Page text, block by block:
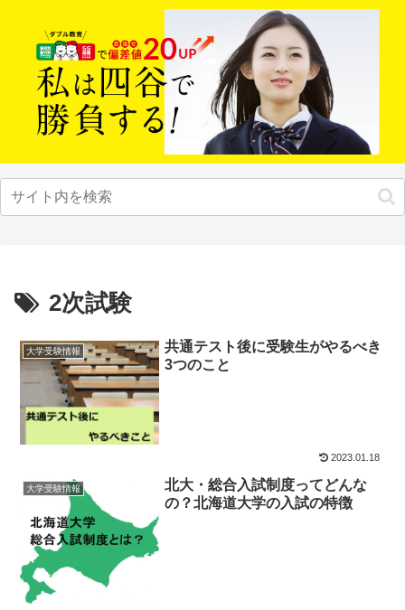
2次試験
大学受験情報
共通テスト後に受験生がやるべき
3つのこと
2023.01.18
大学受験情報
北大・総合入試制度ってどんな
の？北海道大学の入試の特徴